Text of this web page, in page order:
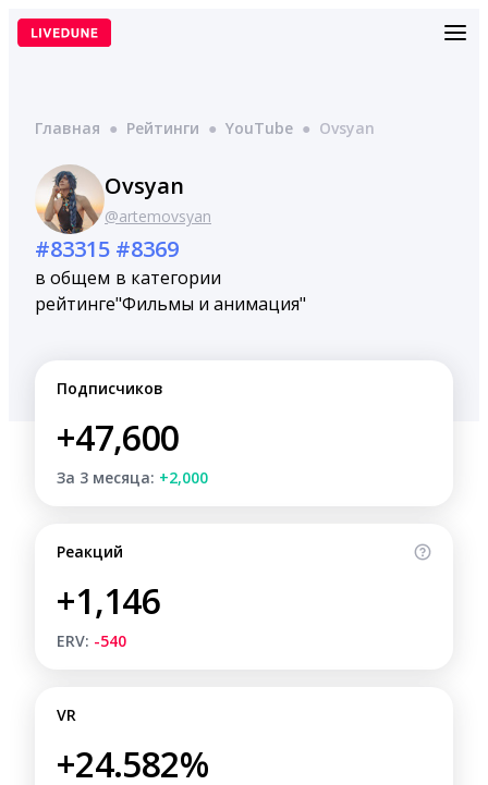
Перейти
Главная ● Рейтинги ● YouTube ● Ovsyan
Ovsyan
@artemovsyan
#83315
в общем
рейтинге
#8369
в категории
"Фильмы и анимация"
Подписчиков
+47,600
За 3 месяца: +2,000
Реакций
+1,146
ERV: -540
VR
+24.582%